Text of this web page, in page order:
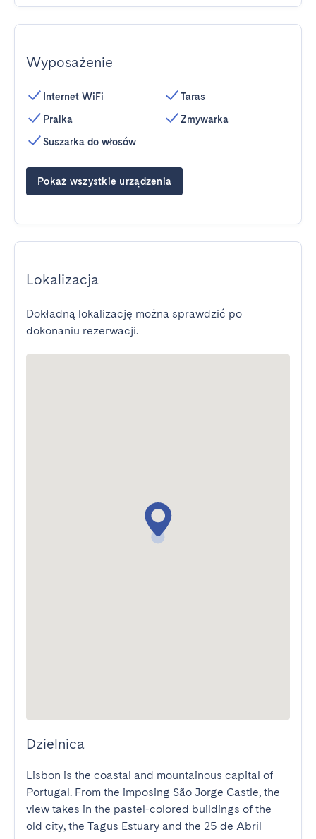
Wyposażenie
Internet WiFi
Pralka
Suszarka do włosów
Taras
Zmywarka
Pokaż wszystkie urządzenia
Lokalizacja
Dokładną lokalizację można sprawdzić po
dokonaniu rezerwacji.
Dzielnica
Lisbon is the coastal and mountainous capital of
Portugal. From the imposing São Jorge Castle, the
view takes in the pastel-colored buildings of the
old city, the Tagus Estuary and the 25 de Abril